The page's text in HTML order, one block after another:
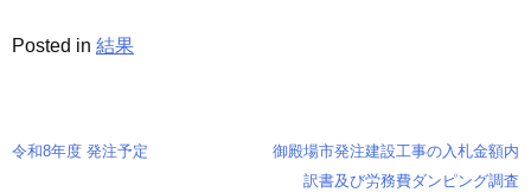
Posted in 結果
投
令和8年度 発注予定
御殿場市発注建設工事の入札金額内
訳書及び労務費ダンピング調査